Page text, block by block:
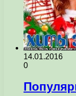
14.01.2016
0